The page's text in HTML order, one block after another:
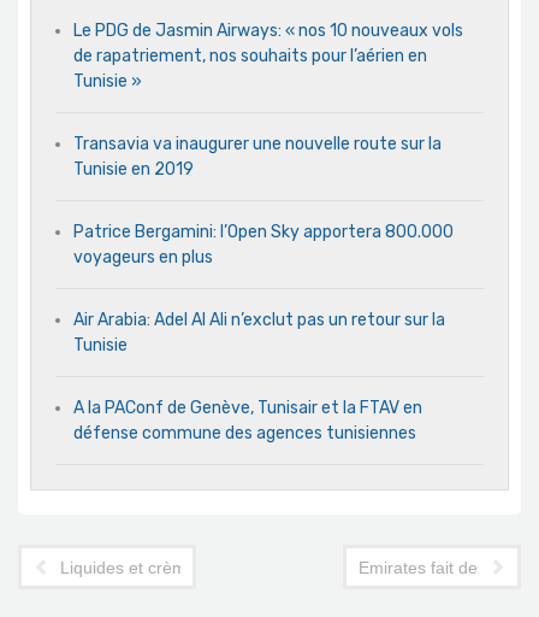
Le PDG de Jasmin Airways: « nos 10 nouveaux vols
de rapatriement, nos souhaits pour l’aérien en
Tunisie »
Transavia va inaugurer une nouvelle route sur la
Tunisie en 2019
Patrice Bergamini: l’Open Sky apportera 800.000
voyageurs en plus
Air Arabia: Adel Al Ali n’exclut pas un retour sur la
Tunisie
A la PAConf de Genève, Tunisair et la FTAV en
défense commune des agences tunisiennes
Liquides et crèmes autorisés dans les avions en 2012 ?
Emirates fait des